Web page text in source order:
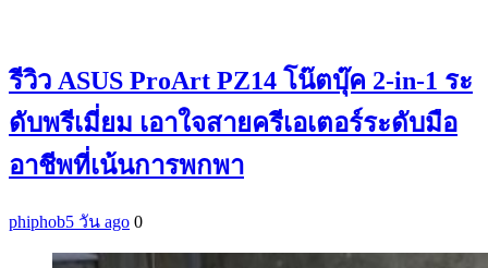
รีวิว ASUS ProArt PZ14 โน๊ตบุ๊ค 2-in-1 ระ
ดับพรีเมี่ยม เอาใจสายครีเอเตอร์ระดับมือ
อาชีพที่เน้นการพกพา
phiphob5 วัน ago 0